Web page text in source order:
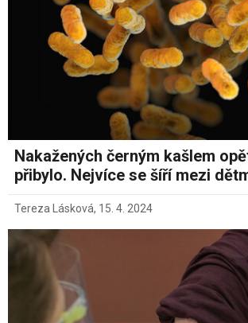
Nakažených černým kašlem
přibylo. Nejvíce se šíří mezi
Tereza Lásková, 15. 4. 2024